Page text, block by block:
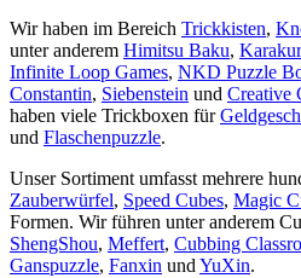
Wir haben im Bereich Trickkisten,
unter anderem Himitsu Baku,
Infinite Loop Games, NKD Puzzle
Constantin, Siebenstein und Creative
haben viele Trickboxen für
und Flaschenpuzzle.
Unser Sortiment umfasst mehrere
Zauberwürfel, Speed Cubes, Magic
Formen. Wir führen unter anderem
ShengShou, Meffert, Cubbing
Ganspuzzle, Fanxin und YuXin.